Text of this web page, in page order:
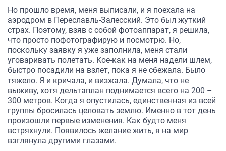
Но прошло время, меня выписали, и я поехала на
аэродром в Переславль-Залесский. Это был жуткий
страх. Поэтому, взяв с собой фотоаппарат, я решила,
что просто пофотографирую и посмотрю. Но,
поскольку заявку я уже заполнила, меня стали
уговаривать полетать. Кое-как на меня надели шлем,
быстро посадили на взлет, пока я не сбежала. Было
тяжело. Я и кричала, и визжала. Думала, что не
выживу, хотя дельтаплан поднимается всего на 200 –
300 метров. Когда я опустилась, единственная из всей
группы бросилась целовать землю. Именно в тот день
произошли первые изменения. Как будто меня
встряхнули. Появилось желание жить, я на мир
взглянула другими глазами.